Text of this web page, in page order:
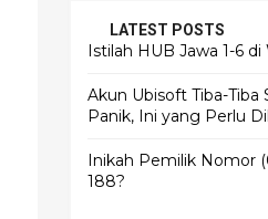
LATEST POSTS
Istilah HUB Jawa 1-6 di
Akun Ubisoft Tiba-Tiba
Panik, Ini yang Perlu
Inikah Pemilik Nomor
188?